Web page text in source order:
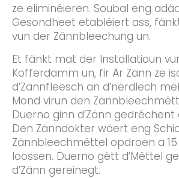
ze eliminéieren. Soubal eng
Gesondheet etabléiert ass,
vun der Zännbleechung un.
Et fänkt mat der Installatioun
Kofferdamm un, fir Är Zänn ze
d’Zännfleesch an d’nërdlech
Mond virun den
Duerno ginn d’Zänn
Den Zänndokter wäert eng
Zännbleechmëttel opdroen a
loossen. Duerno gëtt d’Mëttel
d’Zänn gereinegt.